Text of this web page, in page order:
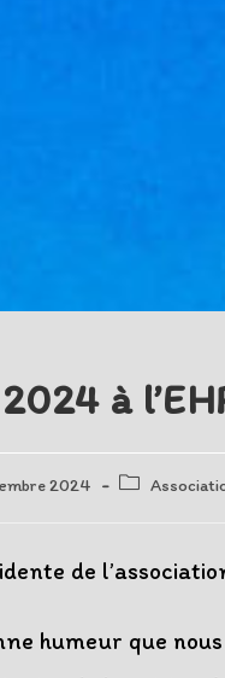
à
2024
Post
de
humeur que